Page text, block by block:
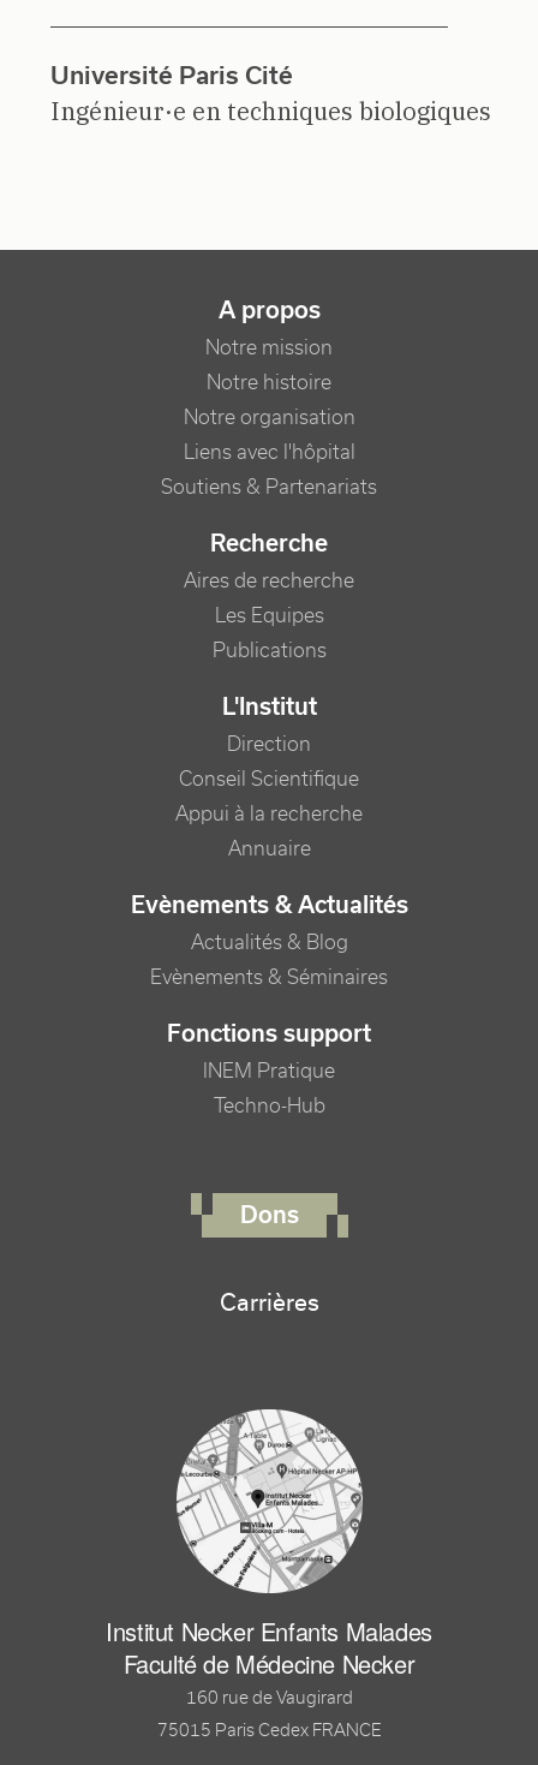
Université Paris Cité
Ingénieur·e en techniques biologiques
NAVIGATION PRINCIPALE
A propos
Notre mission
Notre histoire
Notre organisation
Liens avec l'hôpital
Soutiens & Partenariats
Recherche
Aires de recherche
Les Equipes
Publications
L'Institut
Direction
Conseil Scientifique
Appui à la recherche
Annuaire
Evènements & Actualités
Actualités & Blog
Evènements & Séminaires
Fonctions support
INEM Pratique
Techno-Hub
Dons
Carrières
Institut Necker Enfants Malades
Faculté de Médecine Necker
160 rue de Vaugirard
75015 Paris Cedex FRANCE